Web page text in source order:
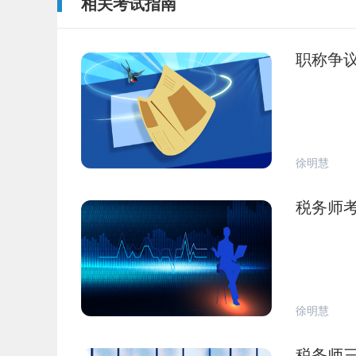
相关考试指南
职称争
徐明慧
税务师
徐明慧